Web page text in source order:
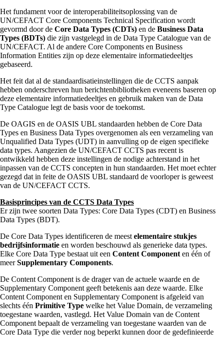
Het fundament voor de interoperabiliteitsoplossing van de
UN/CEFACT Core Components Technical Specification wordt
gevormd door de Core Data Types (CDTs) en de Business Data
Types (BDTs) die zijn vastgelegd in de Data Type Catalogue van de
UN/CEFACT. Al de andere Core Components en Business
Information Entities zijn op deze elementaire informatiedeeltjes
gebaseerd.
Het feit dat al de standaardisatieinstellingen die de CCTS aanpak
hebben onderschreven hun berichtenbibliotheken eveneens baseren op
deze elementaire informatiedeeltjes en gebruik maken van de Data
Type Catalogue legt de basis voor de toekomst.
De OAGIS en de OASIS UBL standaarden hebben de Core Data
Types en Business Data Types overgenomen als een verzameling van
Unqualified Data Types (UDT) in aanvulling op de eigen specifieke
data types. Aangezien de UN/CEFACT CCTS pas recent is
ontwikkeld hebben deze instellingen de nodige achterstand in het
inpassen van de CCTS concepten in hun standaarden. Het moet echter
gezegd dat in feite de OASIS UBL standaard de voorloper is geweest
van de UN/CEFACT CCTS.
Basisprincipes van de CCTS Data Types
Er zijn twee soorten Data Types: Core Data Types (CDT) en Business
Data Types (BDT).
De Core Data Types identificeren de meest elementaire stukjes
bedrijfsinformatie en worden beschouwd als generieke data types.
Elke Core Data Type bestaat uit een Content Component en één of
meerSupplementary Components.
De Content Component is de drager van de actuele waarde en de
Supplementary Component geeft betekenis aan deze waarde. Elke
Content Component en Supplementary Component is afgeleid van
slechts één Primitive Type welke het Value Domain, de verzameling
toegestane waarden, vastlegd. Het Value Domain van de Content
Component bepaalt de verzameling van toegestane waarden van de
Core Data Type die verder nog beperkt kunnen door de gedefinieerde